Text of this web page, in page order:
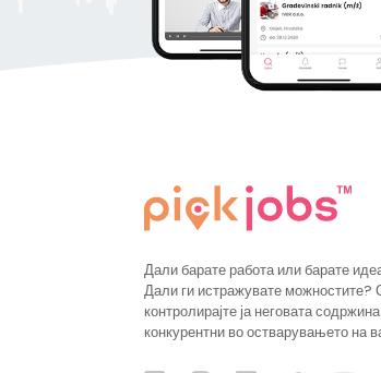
Дали барате работа или барате
Дали ги истражувате можностите?
контролирајте ја неговата
конкурентни во остварувањето на